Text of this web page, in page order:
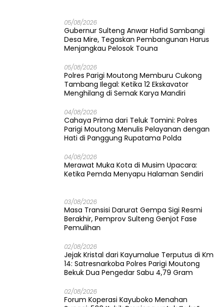
05/08/2026
Gubernur Sulteng Anwar Hafid Sambangi
Desa Mire, Tegaskan Pembangunan Harus
Menjangkau Pelosok Touna
05/08/2026
Polres Parigi Moutong Memburu Cukong
Tambang Ilegal: Ketika 12 Ekskavator
Menghilang di Semak Karya Mandiri
04/08/2026
Cahaya Prima dari Teluk Tomini: Polres
Parigi Moutong Menulis Pelayanan dengan
Hati di Panggung Rupatama Polda
04/08/2026
Merawat Muka Kota di Musim Upacara:
Ketika Pemda Menyapu Halaman Sendiri
03/08/2026
Masa Transisi Darurat Gempa Sigi Resmi
Berakhir, Pemprov Sulteng Genjot Fase
Pemulihan
02/08/2026
Jejak Kristal dari Kayumalue Terputus di Km
14: Satresnarkoba Polres Parigi Moutong
Bekuk Dua Pengedar Sabu 4,79 Gram
02/08/2026
Forum Koperasi Kayuboko Menahan